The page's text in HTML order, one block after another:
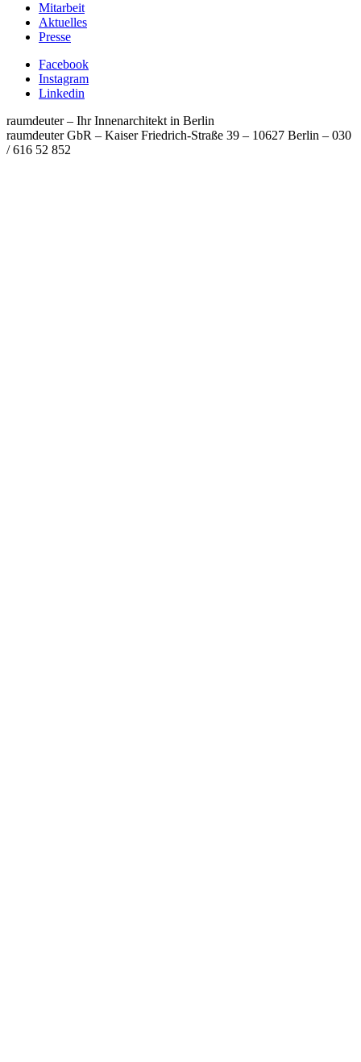
Mitarbeit
Aktuelles
Presse
Facebook
Instagram
Linkedin
raumdeuter – Ihr Innenarchitekt in Berlin
raumdeuter GbR – Kaiser Friedrich-Straße 39 – 10627 Berlin – 030
/ 616 52 852